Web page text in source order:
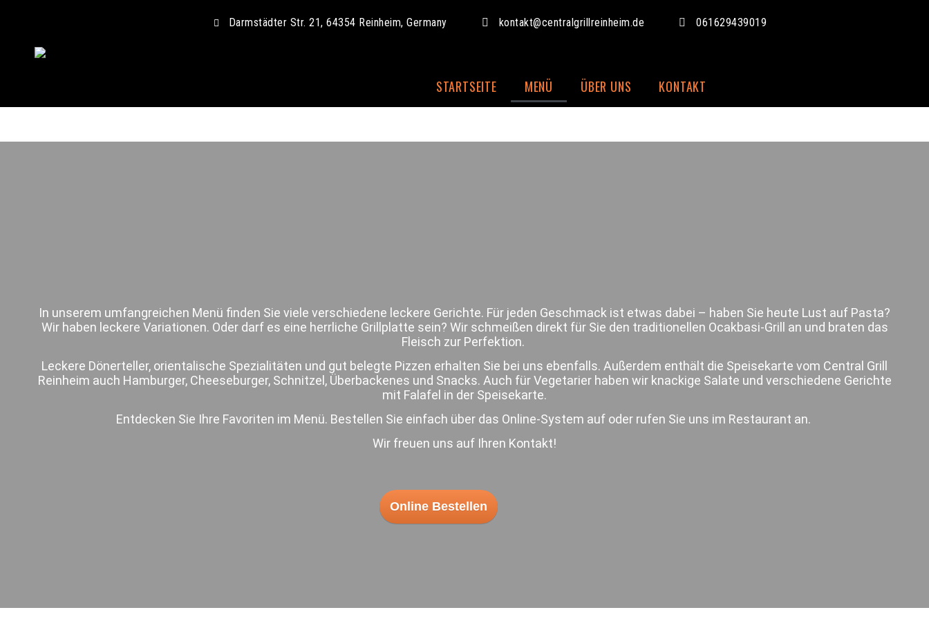
Darmstädter Str. 21, 64354 Reinheim, Germany kontakt@centralgrillreinheim.de 061629439019
STARTSEITE MENÜ ÜBER UNS KONTAKT
In unserem umfangreichen Menü finden Sie viele verschiedene leckere Gerichte. Für jeden Geschmack ist etwas dabei – haben Sie heute Lust auf Pasta?
Wir haben leckere Variationen. Oder darf es eine herrliche Grillplatte sein? Wir schmeißen direkt für Sie den traditionellen Ocakbasi-Grill an und braten das
Fleisch zur Perfektion.
Leckere Dönerteller, orientalische Spezialitäten und gut belegte Pizzen erhalten Sie bei uns ebenfalls. Außerdem enthält die Speisekarte vom Central Grill
Reinheim auch Hamburger, Cheeseburger, Schnitzel, Überbackenes und Snacks. Auch für Vegetarier haben wir knackige Salate und verschiedene Gerichte
mit Falafel in der Speisekarte.
Entdecken Sie Ihre Favoriten im Menü. Bestellen Sie einfach über das Online-System auf oder rufen Sie uns im Restaurant an.
Wir freuen uns auf Ihren Kontakt!
Online Bestellen